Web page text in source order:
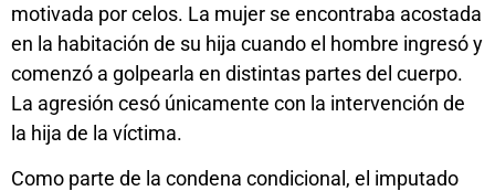
motivada por celos. La mujer se encontraba acostada
en la habitación de su hija cuando el hombre ingresó y
comenzó a golpearla en distintas partes del cuerpo.
La agresión cesó únicamente con la intervención de
la hija de la víctima.
Como parte de la condena condicional, el imputado